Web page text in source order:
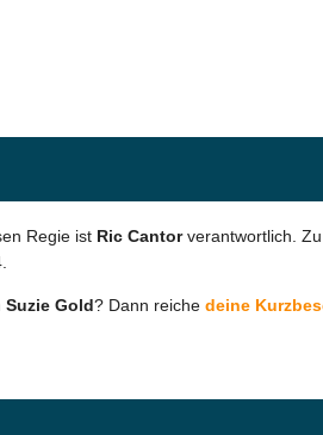
Regie ist Ric Cantorverantwortlich.
Suzie Gold? Dann reiche deine